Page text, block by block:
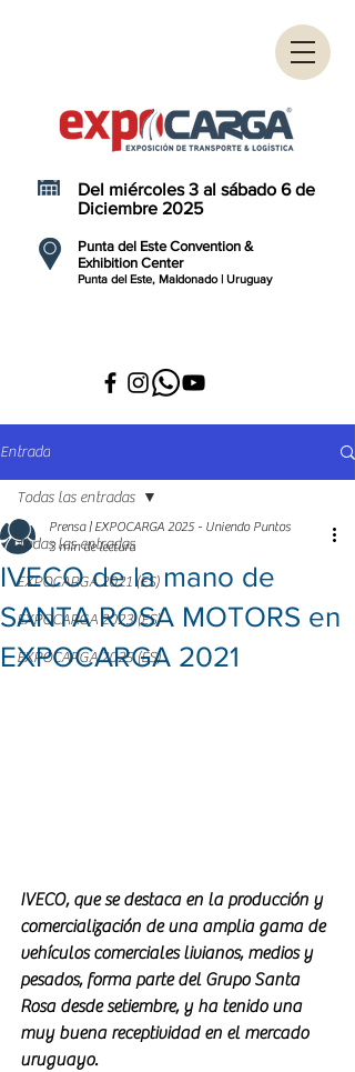
Punta del Este Convention &
Exhibition Center
Punta del Este, Maldonado | Uruguay
Del miércoles 3 al sábado 6 de
Diciembre 2025
Entrada
Todas las entradas
EXPOCARGA 2021 (ES)
EXPOCARGA 2023 (ES)
EXPOCARGA 2025 (ES)
Todas las entradas
IVECO de la mano de
SANTA ROSA MOTORS en
EXPOCARGA 2021
Prensa | EXPOCARGA 2025 - Uniendo Puntos
3 min de lectura
IVECO, que se destaca en la producción y
comercialización de una amplia gama de
vehículos comerciales livianos, medios y
pesados, forma parte del Grupo Santa
Rosa desde setiembre, y ha tenido una
muy buena receptividad en el mercado
uruguayo.